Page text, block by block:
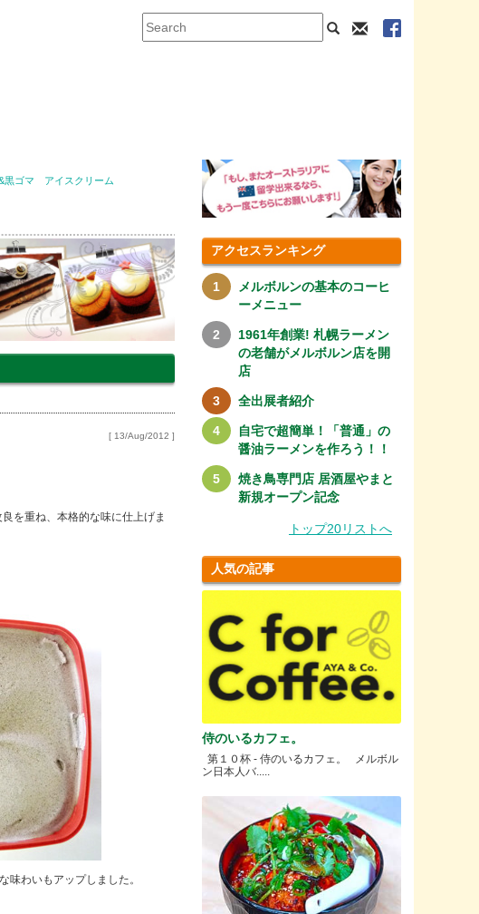
&黒ゴマ アイスクリーム
[ 13/Aug/2012 ]
を重ね、本格的な味に仕上げま
味わいもアップしました。
アクセスランキング
メルボルンの基本のコーヒ
ーメニュー
1961年創業! 札幌ラーメン
の老舗がメルボルン店を開
店
全出展者紹介
自宅で超簡単！「普通」の
醤油ラーメンを作ろう！！
焼き鳥専門店 居酒屋やまと
新規オープン記念
トップ20リストへ
人気の記事
侍のいるカフェ。
第１０杯 - 侍のいるカフェ。 メルボル
ン日本人バ.....